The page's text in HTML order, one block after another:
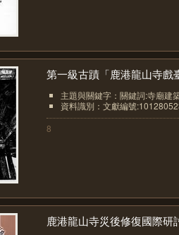
第一級古蹟「鹿港龍山寺戲
主題與關鍵字：關鍵詞:寺廟建
資料識別：文獻編號
8
鹿港龍山寺災後修復國際研